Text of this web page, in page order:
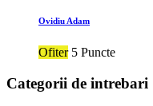
Ovidiu Adam
Ofiter 5 Puncte
Categorii de intrebari